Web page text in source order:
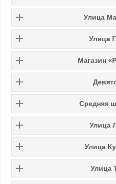
Улица
Улица
Магазин
Средняя
Улица
Улица
Улица